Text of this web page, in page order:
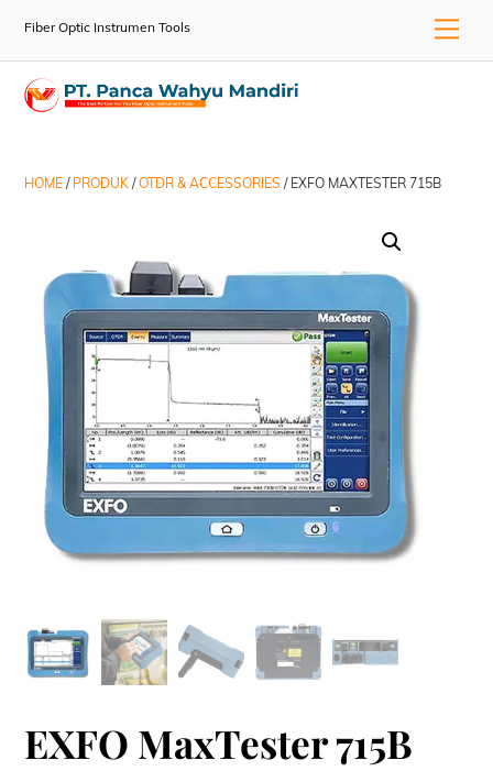
Fiber Optic Instrumen Tools
HOME / PRODUK /OTDR & ACCESSORIES / EXFO MAXTESTER 715B
EXFO MaxTester 715B